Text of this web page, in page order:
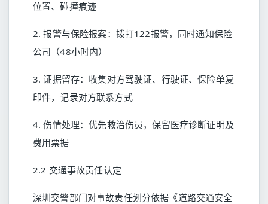
位置、碰撞痕迹
2. 报警与保险报案：拨打122报警，同时通知保险
公司（48小时内）
3. 证据留存：收集对方驾驶证、行驶证、保险单复
印件，记录对方联系方式
4. 伤情处理：优先救治伤员，保留医疗诊断证明及
费用票据
2.2 交通事故责任认定
深圳交警部门对事故责任划分依据《道路交通安全